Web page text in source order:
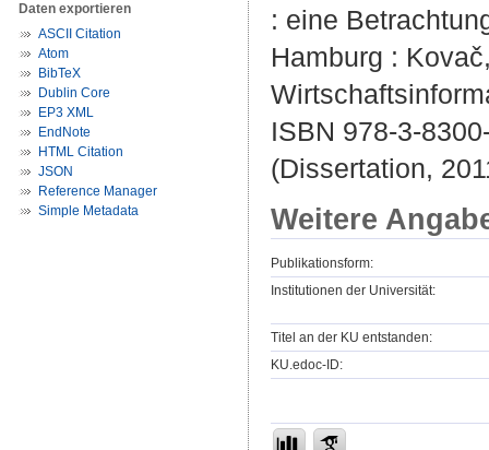
Daten exportieren
ASCII Citation
Atom
BibTeX
Dublin Core
EP3 XML
EndNote
HTML Citation
JSON
Reference Manager
Simple Metadata
: eine
Hamburg :
ISBN 978-3-
(Dissertation,
Weitere
Publikationsform:
Institutionen der Universität:
Titel an der KU entstanden:
KU.edoc-ID: